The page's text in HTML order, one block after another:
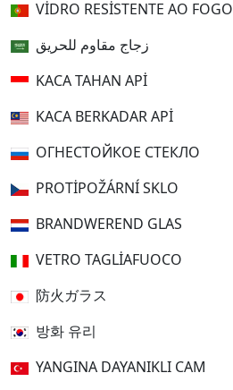
VIDRO RESISTENTE AO FOGO
زجاج مقاوم للحريق
KACA TAHAN API
KACA BERKADAR API
ОГНЕСТОЙКОЕ СТЕКЛО
PROTIPOŽÁRNÍ SKLO
BRANDWEREND GLAS
VETRO TAGLIAFUOCO
防火ガラス
방화 유리
YANGINA DAYANIKLI CAM